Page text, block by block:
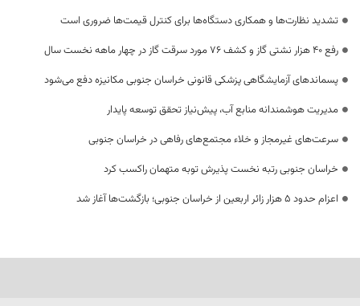
تشدید نظارت‌ها و همکاری دستگاه‌ها برای کنترل قیمت‌ها ضروری است
رفع 40 هزار نشتی گاز و کشف 76 مورد سرقت گاز در چهار ماهه نخست سال
پسماندهای آزمایشگاهی پزشکی قانونی خراسان جنوبی مکانیزه دفع می‌شود
مدیریت هوشمندانه منابع آب، پیش‌نیاز تحقق توسعه پایدار
سرعت‌های غیرمجاز و خلاء مجتمع‌های رفاهی در خراسان جنوبی
خراسان جنوبی رتبه نخست پذیرش توبه متهمان راکسب کرد
اعزام حدود 5 هزار زائر اربعین از خراسان جنوبی؛ بازگشت‌ها آغاز شد